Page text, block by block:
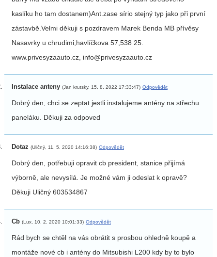
kaslíku ho tam dostanem)Ant.zase sírio stejný typ jako při první
zástavbě.Velmi děkuji s pozdravem Marek Benda MB přívěsy
Nasavrky u chrudimi,havlíčkova 57,538 25.
www.privesyzaauto.cz, info@privesyzaauto.cz
Instalace anteny (Jan krutsky, 15. 8. 2022 17:33:47) Odpovědět
Dobrý den, chci se zeptat jestli instalujeme antény na střechu
paneláku. Děkuji za odpoved
Dotaz (Uličný, 11. 5. 2020 14:16:38) Odpovědět
Dobrý den, potřebuji opravit cb president, stanice přijímá
výborně, ale nevysílá. Je možné vám ji odeslat k opravě?
Děkuji Uličný 603534867
Cb (Lux, 10. 2. 2020 10:01:33) Odpovědět
Rád bych se chtěl na vás obrátit s prosbou ohledně koupě a
montáže nové cb i antény do Mitsubishi L200 kdy by to bylo